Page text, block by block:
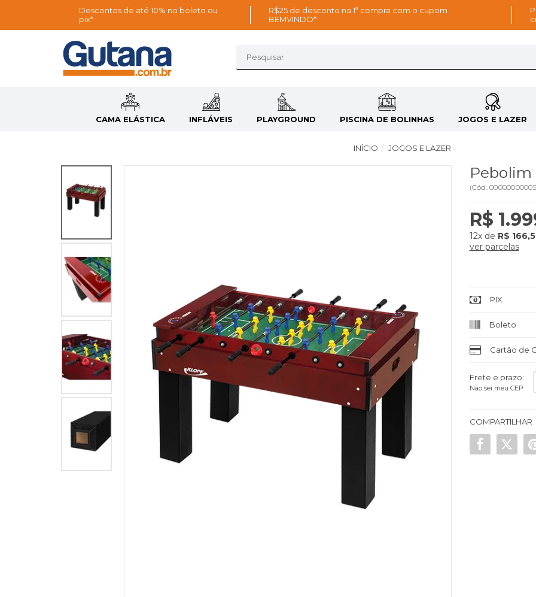
Descontos de até 10% no boleto ou
pix*
R$25 de desconto na 1ª compra com o cupom
BEMVINDO*
CAMA ELÁSTICA INFLÁVEIS PLAYGROUND PISCINA DE BOLINHAS JOGOS E LAZER
INÍCIO JOGOS E LAZER
Pebolim
(Cód.
R$
12xde R$
ver parcelas
PIX
Boleto
Cartão de
Frete e prazo:
Não sei meu CEP
COMPARTILHAR